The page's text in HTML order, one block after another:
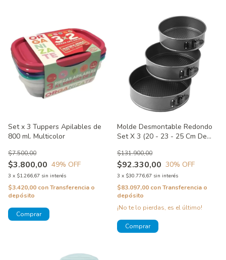
Set x 3 Tuppers Apilables de
800 ml. Multicolor
$3.800,00
$7.500,00
49% OFF
3 x $1.266,67 sin interés
$3.420,00 conTransferencia o
depósito
Molde Desmontable Redondo
Set X 3 (20 - 23 - 25 Cm De
$92.330,00
$131.900,00
30% OFF
3 x $30.776,67 sin interés
$83.097,00 conTransferencia o
depósito
¡No te lo pierdas, es el último!